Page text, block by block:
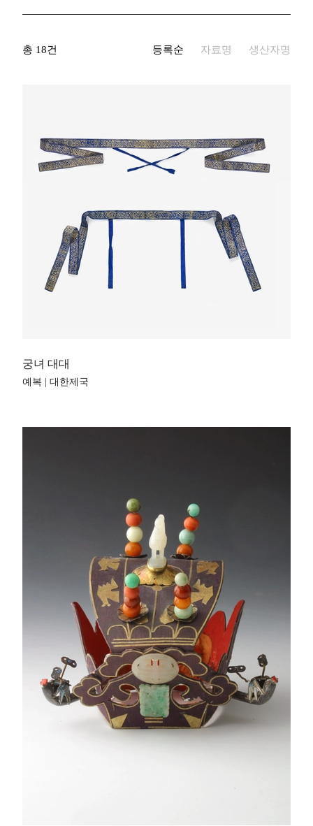
총 18건 등록순 자료명 생산자명
궁녀 대대
예복 | 대한제국